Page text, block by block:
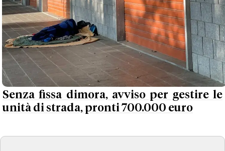
Senza fissa dimora, avviso per gestire le
unità di strada, pronti 700.000 euro